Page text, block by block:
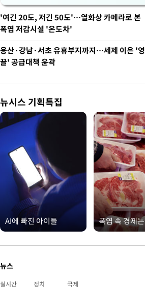
'여긴 20도, 저긴 50도'…열화상 카메라로 본
폭염 저감시설 '온도차'
용산·강남·서초 유휴부지까지…세제 이은 '영
끌' 공급대책 윤곽
뉴시스 기획특집
AI에 빠진 아이들 폭염 속 경제는
뉴스
실시간 정치 국제